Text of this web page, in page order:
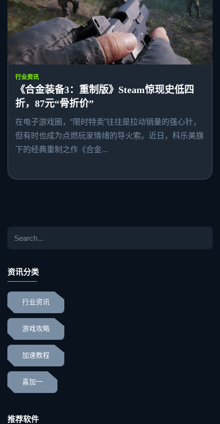
行业资讯
《合金装备3：重制版》Steam惊现史低四
折，87元“骨折价”
在电子游戏圈，“限时特卖”往往是拉动销量的强心针，
但有时也成为点燃玩家情绪的导火索。近日，科乐美旗
下的经典重制之作《合金...
资讯分类
行业资讯
游戏攻略
加速教程
喜加一
推荐软件